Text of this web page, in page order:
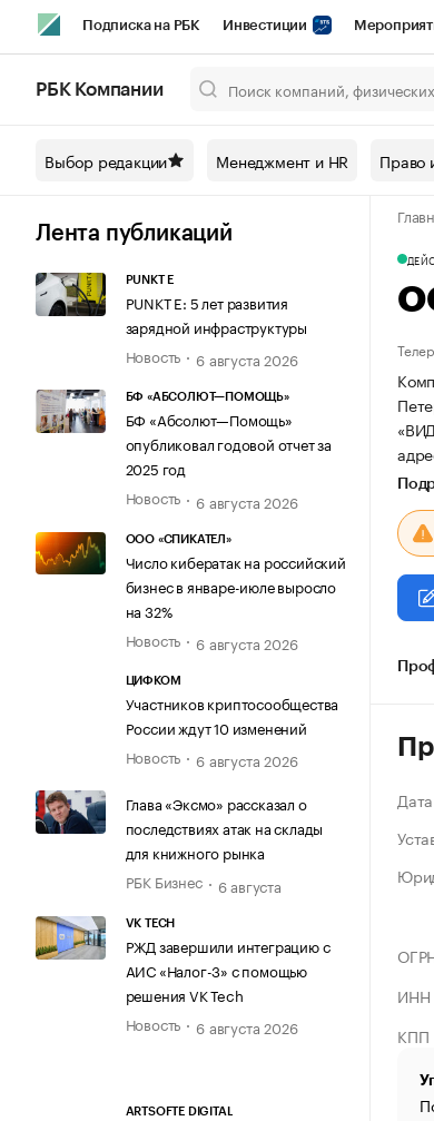
Подписка на РБК Инвестиции
Спецпроекты СПб Конференции СПб
Технологии и медиа Рынок
РБК Компании
Выбор редакции Менеджмент и HR Право
Лента публикаций
PUNKT E
PUNKT E: 5 лет развития
зарядной инфраструктуры
Новость
6 августа 2026
БФ «АБСОЛЮТ—ПОМОЩЬ»
БФ «Абсолют—Помощь»
опубликовал годовой отчет за
2025 год
Новость
6 августа 2026
ООО «СПИКАТЕЛ»
Число кибератак на российский
бизнес в январе-июле выросло
на 32%
Новость
6 августа 2026
ЦИФКОМ
Участников криптосообщества
России ждут 10 изменений
Новость
6 августа 2026
Глава «Эксмо» рассказал о
последствиях атак на склады
для книжного рынка
РБК Бизнес
6 августа
VK TECH
РЖД завершили интеграцию с
АИС «Налог-3» с помощью
решения VK Tech
Новость
6 августа 2026
ARTSOFTE DIGITAL
ИНН
КПП